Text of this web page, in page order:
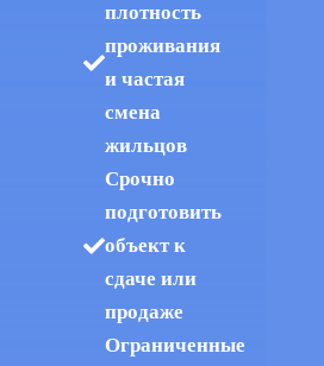
плотность
проживания
и частая
смена
жильцов
Срочно
подготовить
объект к
сдаче или
продаже
Ограниченные